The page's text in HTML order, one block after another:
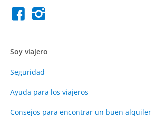
Soy viajero
Seguridad
Ayuda para los viajeros
Consejos para encontrar un buen alquiler